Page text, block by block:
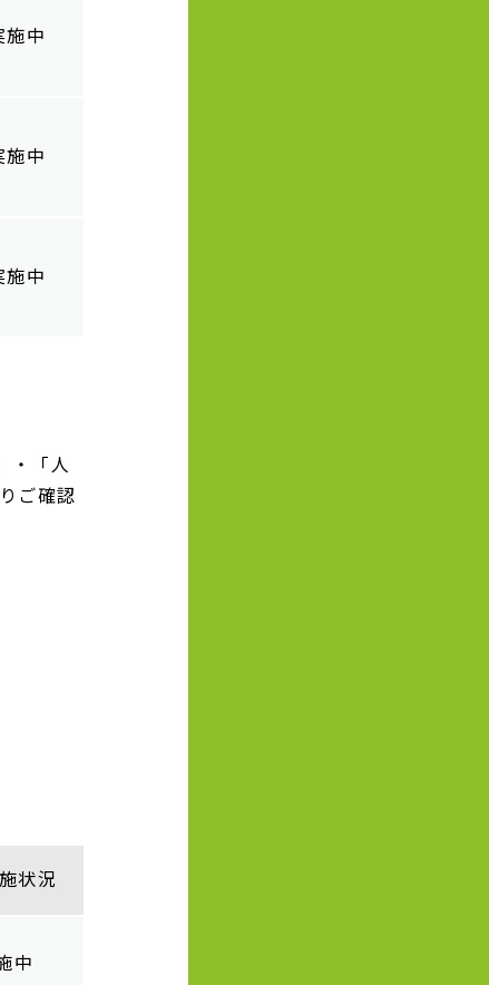
施中
施中
施中
・「人
ご確認
状況
中